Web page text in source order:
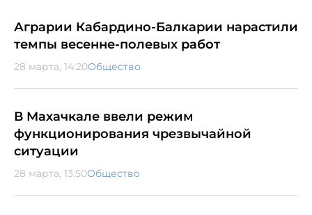
Аграрии Кабардино-Балкарии нарастили
темпы весенне-полевых работ
28 марта, 14:20Общество
В Махачкале ввели режим
функционирования чрезвычайной
ситуации
28 марта, 13:50Общество